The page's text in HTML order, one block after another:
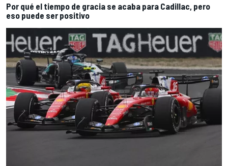
Por qué el tiempo de gracia se acaba para Cadillac, pero
eso puede ser positivo